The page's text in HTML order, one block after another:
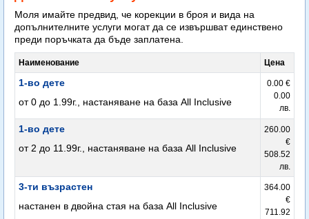
Моля имайте предвид, че корекции в броя и вида на
допълнителните услуги могат да се извършват единствено
преди поръчката да бъде заплатена.
Наименование Цена
1-во дете
от 0 до 1.99г., настаняване на база All Inclusive
0.00 €
0.00
лв.
1-во дете
от 2 до 11.99г., настаняване на база All Inclusive
260.00
€
508.52
лв.
3-ти възрастен
настанен в двойна стая на база All Inclusive
364.00
€
711.92